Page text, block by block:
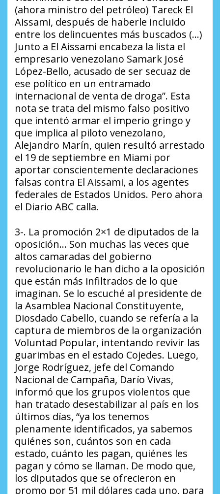
(ahora ministro del petróleo) Tareck El
Aissami, después de haberle incluido
entre los delincuentes más buscados (…)
Junto a El Aissami encabeza la lista el
empresario venezolano Samark José
López-Bello, acusado de ser secuaz de
ese político en un entramado
internacional de venta de droga”. Esta
nota se trata del mismo falso positivo
que intentó armar el imperio gringo y
que implica al piloto venezolano,
Alejandro Marín, quien resultó arrestado
el 19 de septiembre en Miami por
aportar conscientemente declaraciones
falsas contra El Aissami, a los agentes
federales de Estados Unidos. Pero ahora
el Diario ABC calla.
3-. La promoción 2×1 de diputados de la
oposición… Son muchas las veces que
altos camaradas del gobierno
revolucionario le han dicho a la oposición
que están más infiltrados de lo que
imaginan. Se lo escuché al presidente de
la Asamblea Nacional Constituyente,
Diosdado Cabello, cuando se refería a la
captura de miembros de la organización
Voluntad Popular, intentando revivir las
guarimbas en el estado Cojedes. Luego,
Jorge Rodríguez, jefe del Comando
Nacional de Campaña, Darío Vivas,
informó que los grupos violentos que
han tratado desestabilizar al país en los
últimos días, “ya los tenemos
plenamente identificados, ya sabemos
quiénes son, cuántos son en cada
estado, cuánto les pagan, quiénes les
pagan y cómo se llaman. De modo que,
los diputados que se ofrecieron en
promo por 51 mil dólares cada uno, para